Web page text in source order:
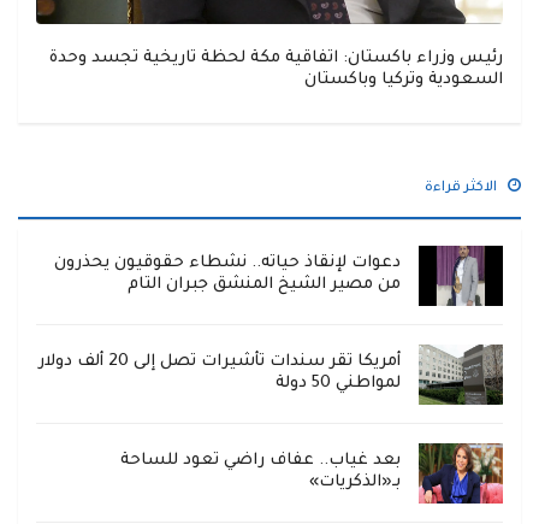
رئيس وزراء باكستان: اتفاقية مكة لحظة تاريخية تجسد وحدة
السعودية وتركيا وباكستان
الاكثر قراءة
دعوات لإنقاذ حياته.. نشطاء حقوقيون يحذرون
من مصير الشيخ المنشق جبران التام
أمريكا تقر سندات تأشيرات تصل إلى 20 ألف دولار
لمواطني 50 دولة
بعد غياب.. عفاف راضي تعود للساحة
بـ«الذكريات»